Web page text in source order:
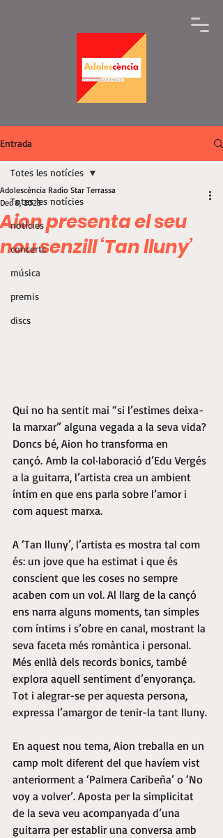
Entrada
Totes les notícies
notícies
concerts
música
premis
discs
Totes les notícies
Aion presenta el seu
nou senzill ‘Tan lluny’
Adolescència Radio Star Terrassa
Dec 8, 2023
Qui no ha sentit mai “si l’estimes deixa-
la marxar” alguna vegada a la seva vida?
Doncs bé, Aion ho transforma en
cançó. Amb la col·laboració d’Edu Vergés
a la guitarra, l’artista crea un ambient
íntim en que ens parla sobre l’amor i
com aquest marxa.
A ‘Tan lluny’, l’artista es mostra tal com
és: un jove que ha estimat i que és
conscient que les coses no sempre
acaben com un vol. Al llarg de la cançó
ens narra alguns moments, tan simples
com íntims i s’obre en canal, mostrant la
seva faceta més romàntica i personal.
Més enllà dels records bonics, també
explora aquell sentiment d’enyorança.
Tot i alegrar-se per aquesta persona,
expressa l’amargor de tenir-la tant lluny.
En aquest nou tema, Aion treballa en un
camp molt diferent del que havíem vist
anteriorment a ‘Palmera Caribeña’ o ‘No
voy a volver’. Aposta per la simplicitat
de la seva veu acompanyada d’una
guitarra per establir una conversa amb